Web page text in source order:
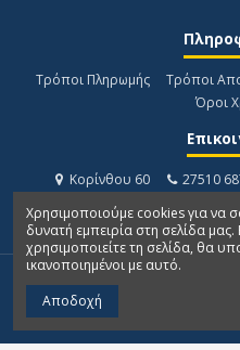
Τρόποι Πληρωμής Τρόποι
Όροι
Κορίνθου 60 27510
Ηλεκτρικό Σπίτι -
Χρησιμοποιούμε cookies για να
δυνατή εμπειρία στη σελίδα μας.
χρησιμοποιείτε τη σελίδα, θα
ικανοποιημένοι με αυτό.
Αποδοχή